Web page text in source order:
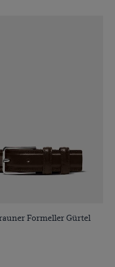
VORSCHAU
Formeller Gürtel